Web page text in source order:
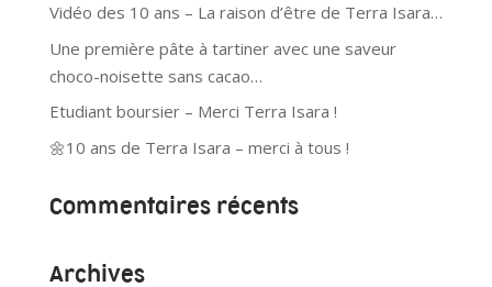
Vidéo des 10 ans – La raison d’être de Terra Isara…
Une première pâte à tartiner avec une saveur
choco-noisette sans cacao…
Etudiant boursier – Merci Terra Isara !
🌼10 ans de Terra Isara – merci à tous !
Commentaires récents
Archives